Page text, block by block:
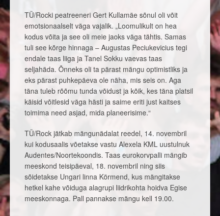
TÜ/Rocki peatreeneri Gert Kullamäe sõnul oli võit
emotsionaalselt väga vajalik. „Loomulikult on hea
kodus võita ja see oli meie jaoks väga tähtis. Samas
tuli see kõrge hinnaga – Augustas Peciukevicius tegi
endale taas liiga ja Tanel Sokku vaevas taas
seljahäda. Õnneks oli ta pärast mängu optimistliks ja
eks pärast puhkepäeva ole näha, mis seis on. Aga
täna tuleb rõõmu tunda võidust ja kõik, kes täna platsil
käisid võitlesid väga hästi ja saime eriti just kaitses
toimima need asjad, mida planeerisime.“
TÜ/Rock jätkab mängunädalat reedel, 14. novembril
kui kodusaalis võetakse vastu Alexela KML uustulnuk
Audentes/Noortekoondis. Taas eurokorvpalli mängib
meeskond teisipäeval, 18. novembril ning siis
sõidetakse Ungari linna Körmend, kus mängitakse
hetkel kahe võiduga alagrupi liidrikohta hoidva Egise
meeskonnaga. Pall pannakse mängu kell 19.00.